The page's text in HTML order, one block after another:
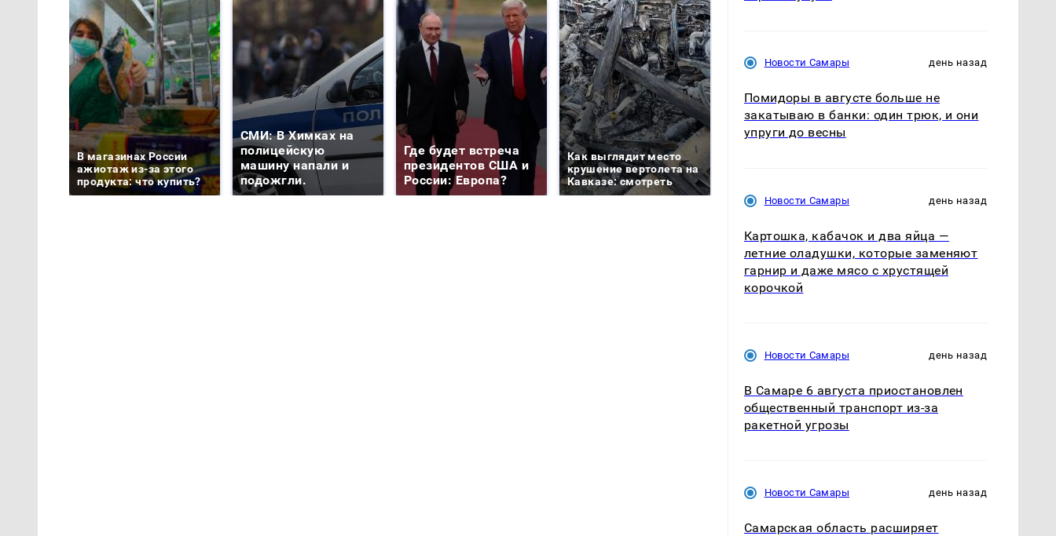
В магазинах России
ажиотаж из-за этого
продукта: что купить?
СМИ: В Химках на
полицейскую
машину напали и
подожгли.
Где будет встреча
президентов США и
России: Европа?
Как выглядит место
крушение вертолета на
Кавказе: смотреть
Новости Самары день назад
Помидоры в августе больше не
закатываю в банки: один трюк, и они
упруги до весны
Новости Самары день назад
Картошка, кабачок и два яйца —
летние оладушки, которые заменяют
гарнир и даже мясо с хрустящей
корочкой
Новости Самары день назад
В Самаре 6 августа приостановлен
общественный транспорт из-за
ракетной угрозы
Новости Самары день назад
Самарская область расширяет